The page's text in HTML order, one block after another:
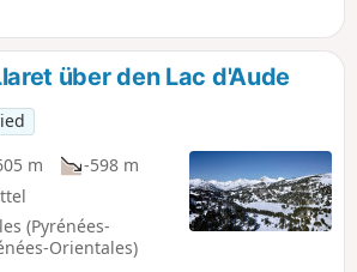
über den Lac d'Aude
m
-598 m
(Pyrénées-
Orientales)